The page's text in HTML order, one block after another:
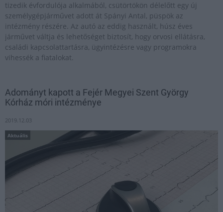
tizedik évfordulója alkalmából, csütörtökön délelőtt egy új
személygépjárművet adott át Spányi Antal, püspök az
intézmény részére. Az autó az eddig használt, húsz éves
járművet váltja és lehetőséget biztosít, hogy orvosi ellátásra,
családi kapcsolattartásra, ügyintézésre vagy programokra
vihessék a fiatalokat.
Adományt kapott a Fejér Megyei Szent György
Kórház móri intézménye
2019.12.03
Aktuális